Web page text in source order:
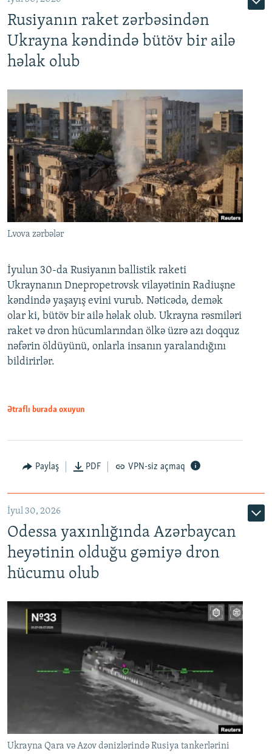
Rusiyanın raket zərbəsindən
Ukrayna kəndində bütöv bir ailə
həlak olub
Lvova zərbələr
İyulun 30-da Rusiyanın ballistik raketi
Ukraynanın Dnepropetrovsk vilayətinin Radiuşne
kəndində yaşayış evini vurub. Nəticədə, demək
olar ki, bütöv bir ailə həlak olub. Ukrayna rəsmiləri
raket və dron hücumlarından ölkə üzrə azı doqquz
nəfərin öldüyünü, onlarla insanın yaralandığını
bildirirlər.
Ətraflı burada oxuyun
Paylaş PDF VPN-siz açmaq
İyul 30, 2026
Odessa yaxınlığında Azərbaycan
heyətinin olduğu gəmiyə dron
hücumu olub
Ukrayna Qara və Azov dənizlərində Rusiya tankerlərini